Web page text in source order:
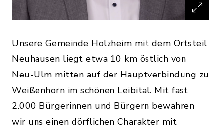
Unsere Gemeinde Holzheim mit dem Ortsteil
Neuhausen liegt etwa 10 km östlich von
Neu-Ulm mitten auf der Hauptverbindung zu
Weißenhorn im schönen Leibital. Mit fast
2.000 Bürgerinnen und Bürgern bewahren
wir uns einen dörflichen Charakter mit